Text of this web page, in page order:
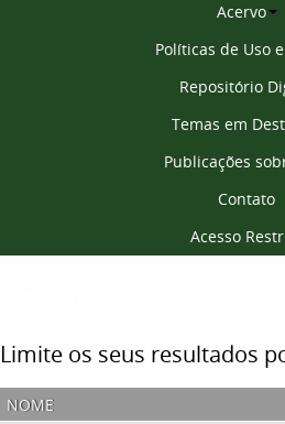
Acervo
Políticas de Uso
Repositório
Temas em
Publicações
Contato
Acesso
Limite os seus resultados
nome